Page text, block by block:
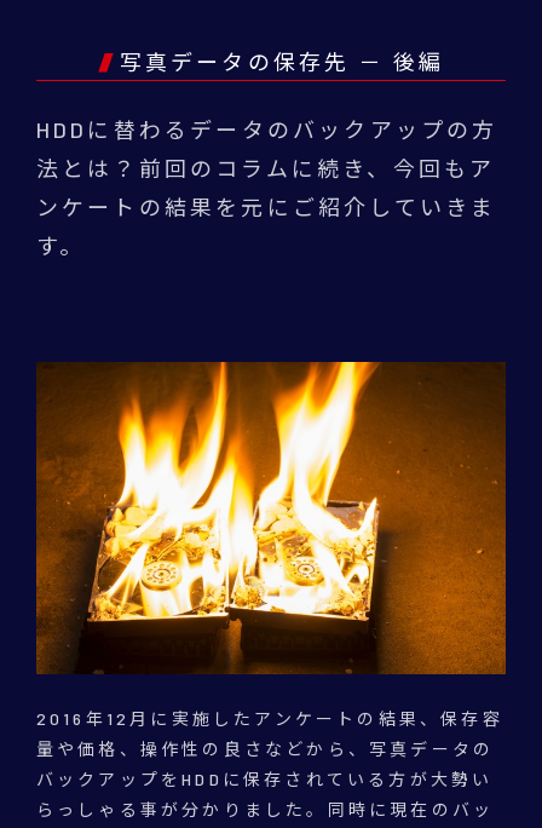
写真データの保存先 － 後編
HDDに替わるデータのバックアップの方
法とは？前回のコラムに続き、今回もア
ンケートの結果を元にご紹介していきま
す。
2016年12月に実施したアンケートの結果、保存容
量や価格、操作性の良さなどから、写真データの
バックアップをHDDに保存されている方が大勢い
らっしゃる事が分かりました。同時に現在のバッ